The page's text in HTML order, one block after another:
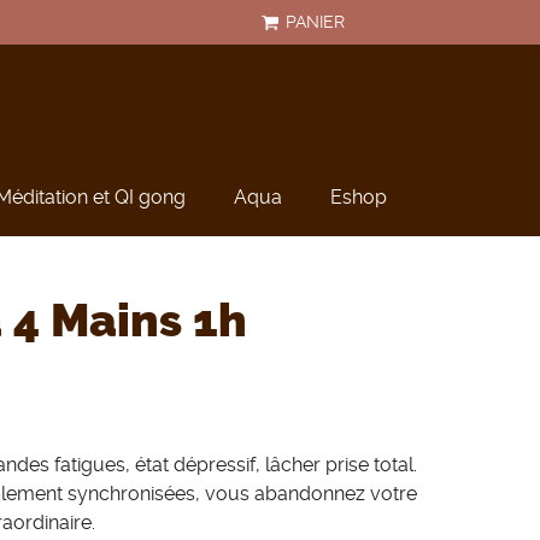
PANIER
et QI gong Aqua Eshop
Mains 1h
fatigues, état dépressif, lâcher prise total.
synchronisées, vous abandonnez votre